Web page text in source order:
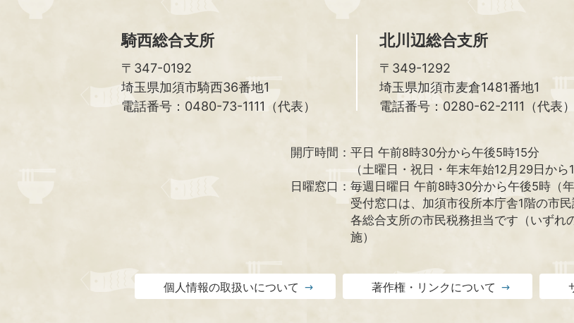
騎西総合支所
〒347-0192
埼玉県加須市騎西36番地1
電話番号：0480-73-1111（代表）
北川辺総合支所
〒349-1292
埼玉県加須市麦倉1481番地1
電話番号：0280-62-2111（代表）
開庁時間： 平日 午前8時30分から午後5時15分
（土曜日・祝日・年末年始12月29日から
日曜窓口： 毎週日曜日 午前8時30分から午後5時（年
受付窓口は、加須市役所本庁舎1階の市民
各総合支所の市民税務担当です（いずれ
施）
個人情報の取扱いについて 著作権・リンクについて